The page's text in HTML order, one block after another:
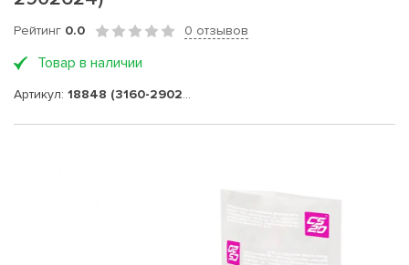
Рейтинг 0.0 0 отзывов
Товар в наличии
Артикул: 18848 (3160-2902624)